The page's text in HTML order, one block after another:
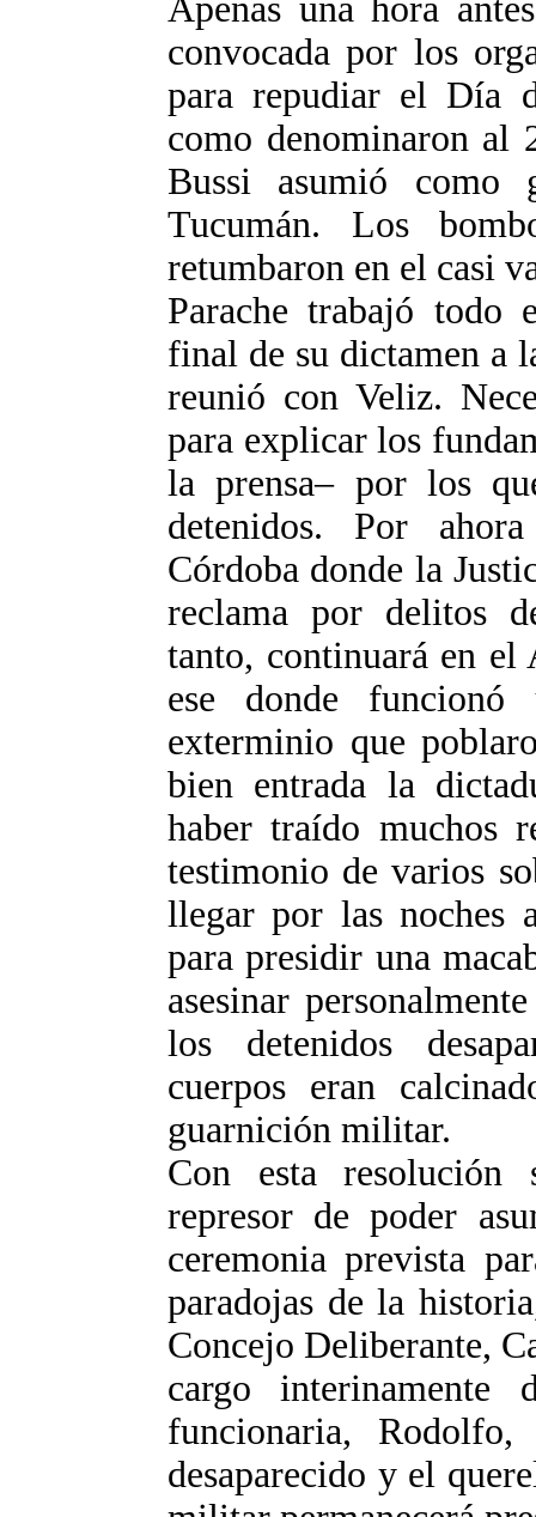
Apenas una hora
convocada por los
para repudiar el Día
como denominaron al
Bussi asumió como
Tucumán. Los
retumbaron en el casi
Parache trabajó todo
final de su dictamen a
reunió con Veliz.
para explicar los
la prensa– por los
detenidos. Por
Córdoba donde la
reclama por delitos
tanto, continuará en el
ese donde
exterminio que
bien entrada la
haber traído muchos
testimonio de varios
llegar por las noches
para presidir una
asesinar
los detenidos
cuerpos eran
guarnición militar.
Con esta resolución
represor de poder
ceremonia prevista
paradojas de la
Concejo Deliberante,
cargo
funcionaria,
desaparecido y el